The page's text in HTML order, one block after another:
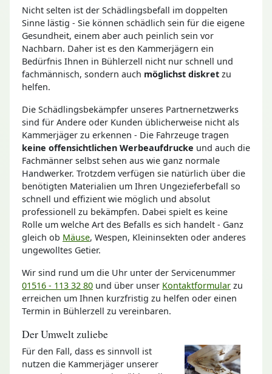
Nicht selten ist der Schädlingsbefall im doppelten
Sinne lästig - Sie können schädlich sein für die eigene
Gesundheit, einem aber auch peinlich sein vor
Nachbarn. Daher ist es den Kammerjägern ein
Bedürfnis Ihnen in Bühlerzell nicht nur schnell und
fachmännisch, sondern auch möglichst diskret zu
helfen.
Die Schädlingsbekämpfer unseres Partnernetzwerks
sind für Andere oder Kunden üblicherweise nicht als
Kammerjäger zu erkennen - Die Fahrzeuge tragen
keine offensichtlichen Werbeaufdrucke und auch die
Fachmänner selbst sehen aus wie ganz normale
Handwerker. Trotzdem verfügen sie natürlich über die
benötigten Materialien um Ihren Ungezieferbefall so
schnell und effizient wie möglich und absolut
professionell zu bekämpfen. Dabei spielt es keine
Rolle um welche Art des Befalls es sich handelt - Ganz
gleich ob Mäuse, Wespen, Kleininsekten oder anderes
ungewolltes Getier.
Wir sind rund um die Uhr unter der Servicenummer
01516 - 113 32 80 und über unser Kontaktformular zu
erreichen um Ihnen kurzfristig zu helfen oder einen
Termin in Bühlerzell zu vereinbaren.
Der Umwelt zuliebe
Für den Fall, dass es sinnvoll ist
nutzen die Kammerjäger unserer